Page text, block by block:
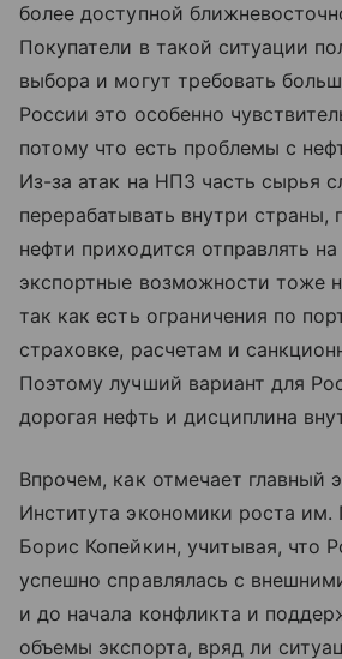
более доступной
Покупатели в такой ситуации
выбора и могут требовать
России это особенно
потому что есть проблемы с
Из-за атак на НПЗ часть сырья
перерабатывать внутри страны,
нефти приходится отправлять
экспортные возможности тоже
так как есть ограничения по
страховке, расчетам и
Поэтому лучший вариант для
дорогая нефть и дисциплина
Впрочем, как отмечает главный
Института экономики роста
Борис Копейкин, учитывая, что
успешно справлялась с
и до начала конфликта и
объемы экспорта, вряд ли